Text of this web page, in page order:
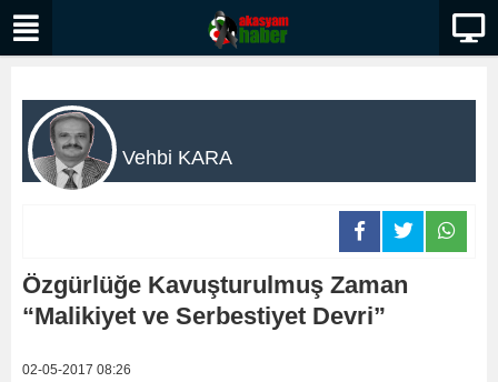
Vehbi KARA
Özgürlüğe Kavuşturulmuş Zaman
“Malikiyet ve Serbestiyet Devri”
02-05-2017 08:26